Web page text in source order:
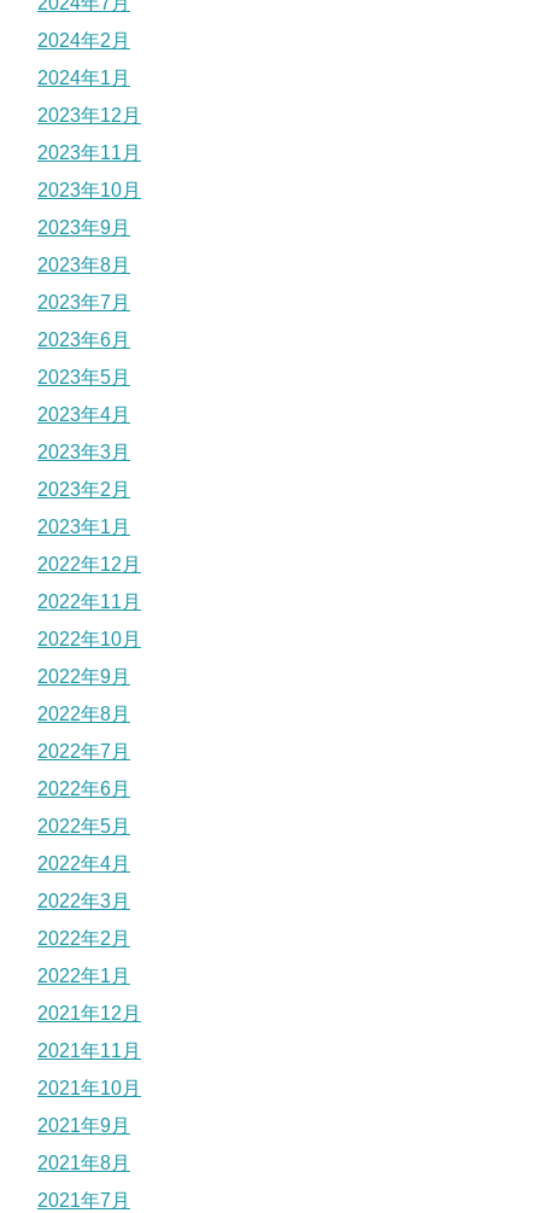
2024年2月
2024年1月
2023年12月
2023年11月
2023年10月
2023年9月
2023年8月
2023年7月
2023年6月
2023年5月
2023年4月
2023年3月
2023年2月
2023年1月
2022年12月
2022年11月
2022年10月
2022年9月
2022年8月
2022年7月
2022年6月
2022年5月
2022年4月
2022年3月
2022年2月
2022年1月
2021年12月
2021年11月
2021年10月
2021年9月
2021年8月
2021年7月